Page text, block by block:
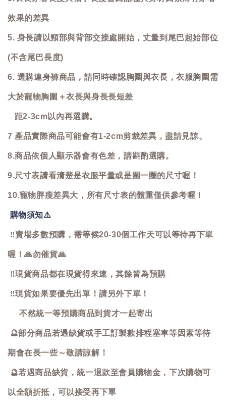
效果的差異
5. 身長請以頸部與背部交接處開始，丈量到尾巴起始部位
(不含尾巴長度)
6. 選購連身褲商品，請同時確認胸圍與衣長，衣服胸圍需
大於寵物胸圍＋衣長與身長長短差
距2-3cm以內再選購。
7 產品實際商品可能會有1-2cm剪裁差異，盡請見諒。
8.商品依個人顯示器會有色差，請斟酌選購。
9.尺寸表請看清楚是衣服平量或是圍一圈的尺寸喔！
10.寵物胖瘦差異大，所有尺寸表的體重僅供參考喔！
購物須知⚠️
‼️賣場多數預購，需等候20-30個工作天可以等待再下單
喔！🙏勿催貨🙏
‼️現貨商品都在現貨得來速，其餘皆為預購
‼️現貨如果要優先出單！請另外下單！
不然統一等預購商品到貨才一起寄出
🔮部分商品若遇缺貨或手工訂製款排程塞車等因素等待
期會在長一些～敬請諒解！
🔮若遇商品缺貨，統一退款至會員購物金，下次購物可
以全額折抵，可以接受再下單